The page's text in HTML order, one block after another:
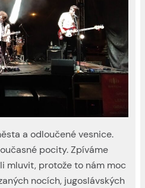
a odloučené vesnice.
pocity. Zpíváme
mluvit, protože to nám moc
nocích, jugoslávských